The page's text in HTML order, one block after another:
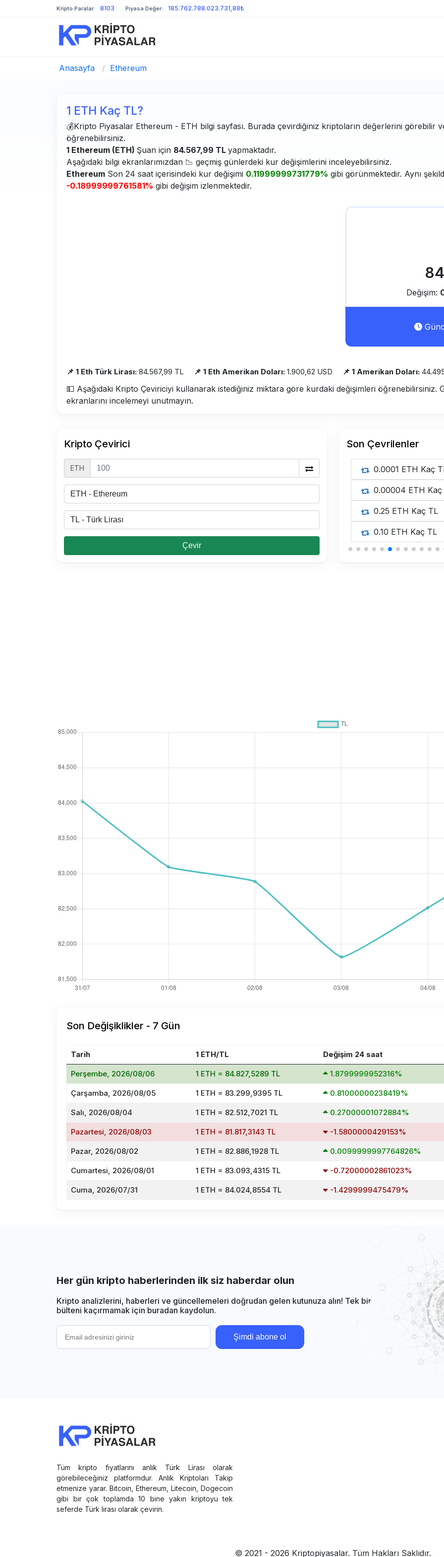
Kripto Paralar: 8103 Piyasa Değer: 185.762.788.023.731,88₺
Anasayfa / Ethereum
1 ETH Kaç TL?
💰Kripto Piyasalar Ethereum - ETH bilgi sayfası. Burada çevirdiğiniz kriptoların değerlerini görebilir
öğrenebilirsiniz.
1 Ethereum (ETH) Şuan için 84.567,99 TL yapmaktadır.
Aşağıdaki bilgi ekranlarımızdan 📉 geçmiş günlerdeki kur değişimlerini inceleyebilirsiniz.
Ethereum Son 24 saat içerisindeki kur değişimi 0.11999999731779% gibi görünmektedir. Aynı
-0.18999999761581% gibi değişim izlenmektedir.
Değişim:
📌 1 Eth Türk Lirası: 84.567,99 TL 📌 1 Eth Amerikan Doları: 1.900,62 USD 📌 1 Amerikan Doları:
💵 Aşağıdaki Kripto Çeviriciyi kullanarak istediğiniz miktara göre kurdaki değişimleri öğrenebilirsiniz.
ekranlarını incelemeyi unutmayın.
Kripto Çevirici
ETH
Çevir
Son Çevrilenler
100000 TL Kaç ETH
8000 TL Kaç ETH
8000 TL Kaç ETH
8000 TL Kaç ETH
0.0001 ETH Kaç TL
0.00004 ETH Kaç
0.25 ETH Kaç TL
0.10 ETH Kaç TL
Son Değişiklikler - 7 Gün
Tarih 1 ETH/TL Değişim 24 saat
Perşembe, 2026/08/06 1 ETH = 84.827,5289 TL 1.8799999952316%
Çarşamba, 2026/08/05 1 ETH = 83.299,9395 TL 0.81000000238419%
Salı, 2026/08/04 1 ETH = 82.512,7021 TL 0.27000001072884%
Pazartesi, 2026/08/03 1 ETH = 81.817,3143 TL -1.5800000429153%
Pazar, 2026/08/02 1 ETH = 82.886,1928 TL 0.0099999997764826%
Cumartesi, 2026/08/01 1 ETH = 83.093,4315 TL -0.72000002861023%
Cuma, 2026/07/31 1 ETH = 84.024,8554 TL -1.4299999475479%
Her gün kripto haberlerinden ilk siz haberdar olun
Kripto analizlerini, haberleri ve güncellemeleri doğrudan gelen kutunuza alın! Tek bir
bülteni kaçırmamak için buradan kaydolun.
Şimdi abone ol
Tüm kripto fiyatlarını anlık Türk Lirası olarak
görebileceğiniz platformdur. Anlık Kriptoları Takip
etmenize yarar. Bitcoin, Ethereum, Litecoin, Dogecoin
gibi bir çok toplamda 10 bine yakın kriptoyu tek
seferde Türk lirası olarak çevirin.
© 2021 - 2026 Kriptopiyasalar. Tüm Hakları Saklıdır.